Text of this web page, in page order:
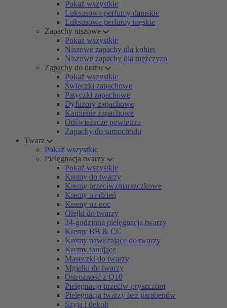
Pokaż wszystkie
Luksusowe perfumy damskie
Luksusowe perfumy męskie
Zapachy niszowe
Pokaż wszystkie
Niszowe zapachy dla kobiet
Niszowe zapachy dla mężczyzn
Zapachy do domu
Pokaż wszystkie
Świeczki zapachowe
Patyczki zapachowe
Dyfuzory zapachowe
Kamienie zapachowe
Odświeżacze powietrza
Zapachy do samochodu
Twarz
Pokaż wszystkie
Pielęgnacja twarzy
Pokaż wszystkie
Kremy do twarzy
Kremy przeciwzmarszczkowe
Kremy na dzień
Kremy na noc
Olejki do twarzy
24-godzinna pielęgnacja twarzy
Kremy BB & CC
Kremy nawilżające do twarzy
Kremy tonujące
Maseczki do twarzy
Mgiełki do twarzy
Ostrożność z Q10
Pielęgnacja przeciw pryszczom
Pielęgnacja twarzy bez parabenów
Szyja i dekolt